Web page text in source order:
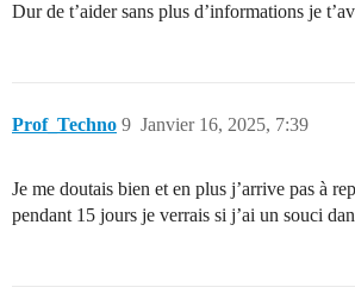
Dur de t’aider sans plus d’informations je
Prof_Techno Janvier 16, 2025, 7:39
9
Je me doutais bien et en plus j’arrive pas à
pendant 15 jours je verrais si j’ai un souci